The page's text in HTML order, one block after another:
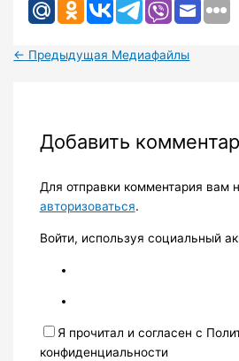
← Предыдущая Медиафайлы
Добавить
Для отправки комментария вам
авторизоваться.
Войти, используя социальный
Я прочитал и согласен с
конфиденциальности